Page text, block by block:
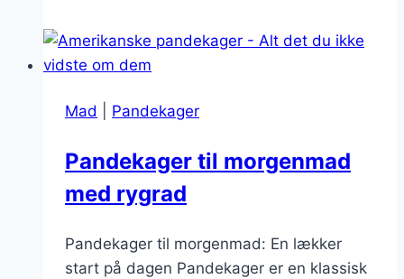
amerikanske
pandekager
mandelmælk
Mad Pandekager
Pandekager til morgenmad
med rygrad
Pandekager til morgenmad: En lækker
start på dagen Pandekager er en klassisk